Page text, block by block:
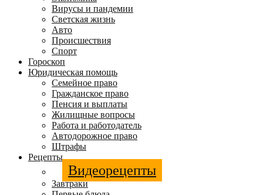
Вирусы и пандемии
Светская жизнь
Авто
Происшествия
Спорт
Гороскоп
Юридическая помощь
Семейное право
Гражданское право
Пенсия и выплаты
Жилищные вопросы
Работа и работодатель
Автодорожное право
Штрафы
Рецепты
Видеорецепты
Завтраки